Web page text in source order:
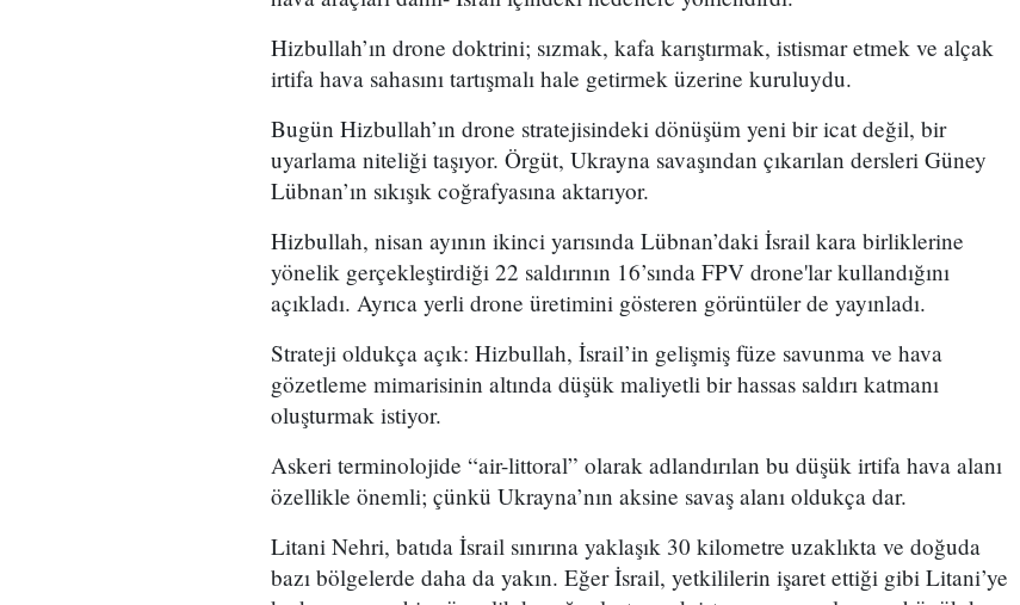
Hizbullah’ın drone doktrini; sızmak, kafa karıştırmak, istismar etmek ve alçak
irtifa hava sahasını tartışmalı hale getirmek üzerine kuruluydu.
Bugün Hizbullah’ın drone stratejisindeki dönüşüm yeni bir icat değil, bir
uyarlama niteliği taşıyor. Örgüt, Ukrayna savaşından çıkarılan dersleri Güney
Lübnan’ın sıkışık coğrafyasına aktarıyor.
Hizbullah, nisan ayının ikinci yarısında Lübnan’daki İsrail kara birliklerine
yönelik gerçekleştirdiği 22 saldırının 16’sında FPV drone'lar kullandığını
açıkladı. Ayrıca yerli drone üretimini gösteren görüntüler de yayınladı.
Strateji oldukça açık: Hizbullah, İsrail’in gelişmiş füze savunma ve hava
gözetleme mimarisinin altında düşük maliyetli bir hassas saldırı katmanı
oluşturmak istiyor.
Askeri terminolojide “air-littoral” olarak adlandırılan bu düşük irtifa hava alanı
özellikle önemli; çünkü Ukrayna’nın aksine savaş alanı oldukça dar.
Litani Nehri, batıda İsrail sınırına yaklaşık 30 kilometre uzaklıkta ve doğuda
bazı bölgelerde daha da yakın. Eğer İsrail, yetkililerin işaret ettiği gibi Litani’ye